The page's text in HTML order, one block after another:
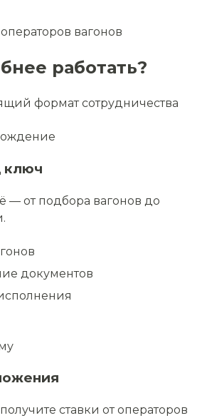
вагонов
работать?
формат сотрудничества
ключ
— от подбора вагонов до
документов
ставки от операторов